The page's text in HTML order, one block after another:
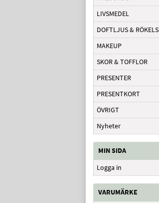
LIVSMEDEL
DOFTLJUS &
MAKEUP
SKOR & TOFFLOR
PRESENTER
PRESENTKORT
ÖVRIGT
Nyheter
MIN SIDA
Logga in
VARUMÄRKE